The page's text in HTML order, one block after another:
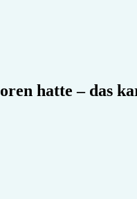
hatte – das